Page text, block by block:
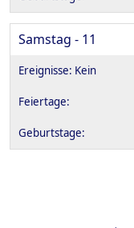
Samstag - 11